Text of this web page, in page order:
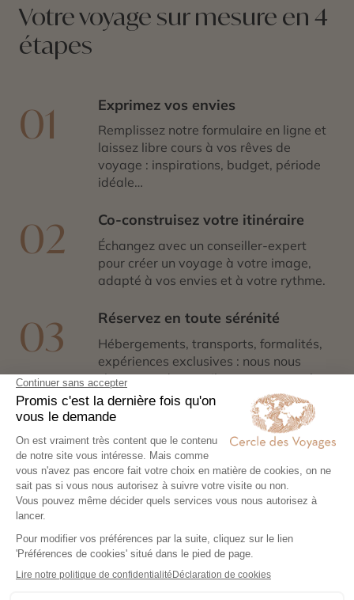
Votre voyage sur mesure en 4
étapes
01 Exprimez vos envies
Remplissez notre formulaire en ligne et
laissez libre cours à vos rêves de
voyage : inspirations, budget, période
idéale…
02 Co-construisez votre itinéraire
Échangez avec un conseiller-expert
pour créer un voyage à votre image,
adapté à vos envies et à votre rythme.
03 Réservez en toute sérénité
Hébergements, transports, formalités,
expériences exclusives : nous nous
chargeons de tout. Il ne vous reste plus
qu’à partir !
04 Partez l’esprit léger
Votre carnet de voyage personnalisé
contient les informations essentielles.
Sur place, notre conciergerie reste
disponible 24/7
Demander un devis